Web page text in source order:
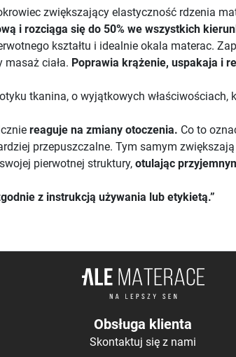
zwiększający elastyczność rdzenia
i rozciąga się do 50% we wszystkich
kształtu i idealnie okala materac.
ciała. Poprawia krążenie, uspakaja i
tkanina, o wyjątkowych właściwościach,
reaguje na zmiany otoczenia. Co to
przepuszczalne. Tym samym
pierwotnej struktury, otulając
z instrukcją używania lub etykietą.”
Obsługa klienta
Skontaktuj się z nami